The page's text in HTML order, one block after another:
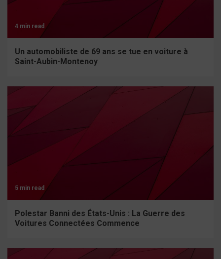
4 min read
Un automobiliste de 69 ans se tue en voiture à
Saint-Aubin-Montenoy
5 min read
Polestar Banni des États-Unis : La Guerre des
Voitures Connectées Commence